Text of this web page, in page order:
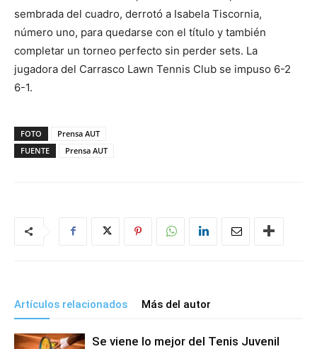
sembrada del cuadro, derrotó a Isabela Tiscornia,
número uno, para quedarse con el título y también
completar un torneo perfecto sin perder sets. La
jugadora del Carrasco Lawn Tennis Club se impuso 6-2
6-1.
FOTO
Prensa AUT
FUENTE
Prensa AUT
Artículos relacionados Más del autor
Se viene lo mejor del Tenis Juvenil